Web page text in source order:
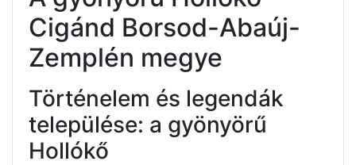
Cigánd Borsod-Abaúj-
Zemplén megye
Történelem és legendák
települése: a gyönyörű
Hollókő